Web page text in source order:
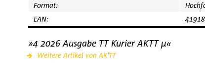
Format:
EAN:
»4 2026 Ausgabe TT Kurier AKTT µ«
Weitere Artikel von AK'TT